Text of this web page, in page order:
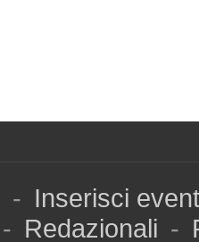
- Inserisci
- Redazionali -